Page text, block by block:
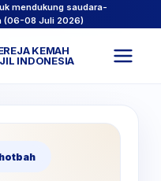
mendukung saudara-
(06-08 Juli 2026)
KEMAH
INDONESIA